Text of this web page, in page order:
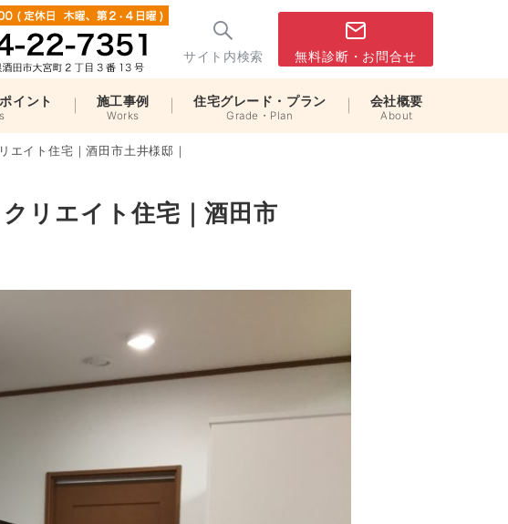
サイト内検索 無料診断・お問合せ
イント 施工事例
Works
住宅グレード・プラン
Grade・Plan
会社概要
About
エイト住宅｜酒田市土井様邸｜
リエイト住宅｜酒田市